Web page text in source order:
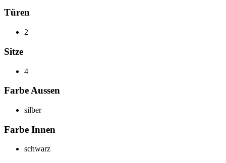
Türen
2
Sitze
4
Farbe Aussen
silber
Farbe Innen
schwarz